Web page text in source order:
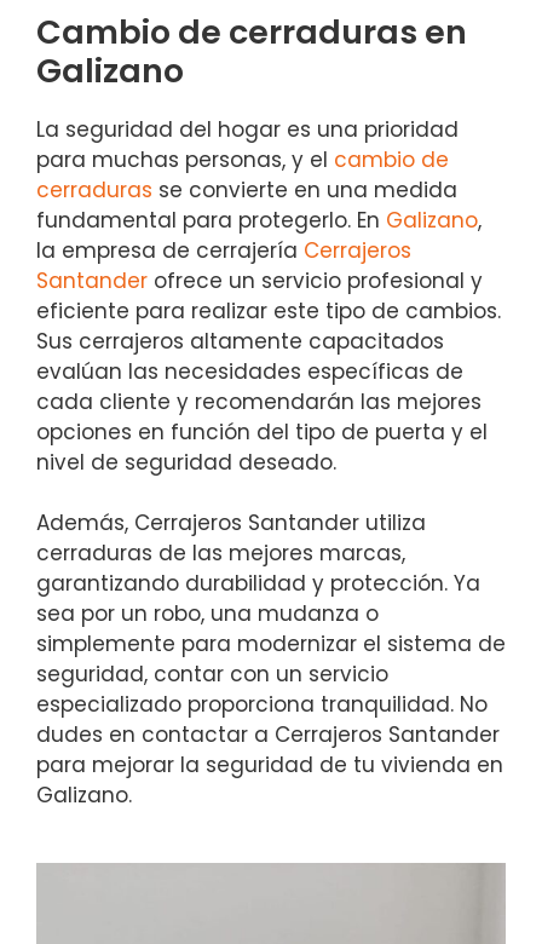
Cambio de cerraduras en
Galizano
La seguridad del hogar es una prioridad
para muchas personas, y el cambio de
cerraduras se convierte en una medida
fundamental para protegerlo. En Galizano,
la empresa de cerrajería Cerrajeros
Santander ofrece un servicio profesional y
eficiente para realizar este tipo de cambios.
Sus cerrajeros altamente capacitados
evalúan las necesidades específicas de
cada cliente y recomendarán las mejores
opciones en función del tipo de puerta y el
nivel de seguridad deseado.
Además, Cerrajeros Santander utiliza
cerraduras de las mejores marcas,
garantizando durabilidad y protección. Ya
sea por un robo, una mudanza o
simplemente para modernizar el sistema de
seguridad, contar con un servicio
especializado proporciona tranquilidad. No
dudes en contactar a Cerrajeros Santander
para mejorar la seguridad de tu vivienda en
Galizano.